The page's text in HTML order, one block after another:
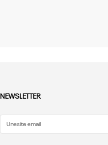
NEWSLETTER